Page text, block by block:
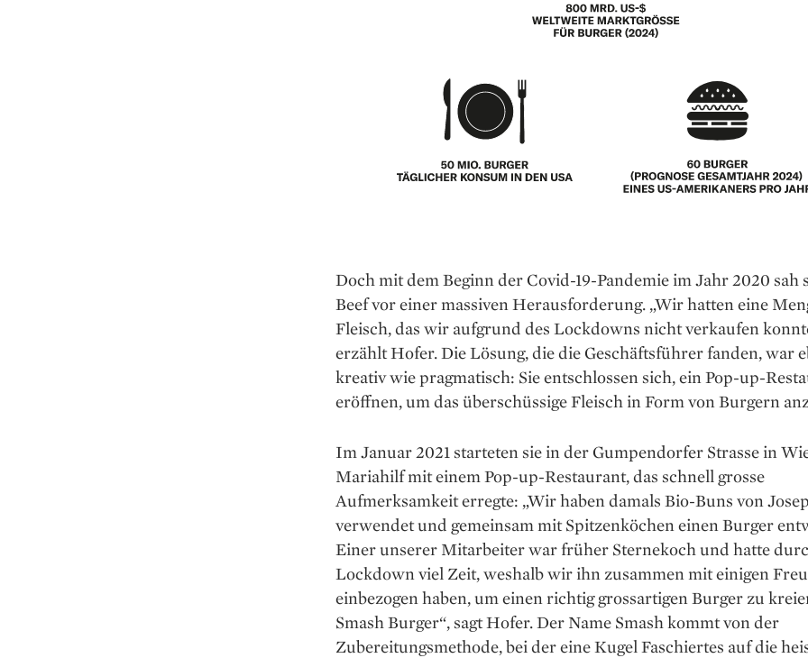
Doch mit dem Beginn der Covid-19-Pandemie im Jahr 2020 sah
Beef vor einer massiven Herausforderung. „Wir hatten eine
Fleisch, das wir aufgrund des Lockdowns nicht verkaufen
erzählt Hofer. Die Lösung, die die Geschäftsführer fanden, war
kreativ wie pragmatisch: Sie entschlossen sich, ein Pop-up-
eröffnen, um das überschüssige Fleisch in Form von Burgern
Im Januar 2021 starteten sie in der Gumpendorfer Strasse in
Mariahilf mit einem Pop-up-Restaurant, das schnell grosse
Aufmerksamkeit erregte: „Wir haben damals Bio-Buns von
verwendet und gemeinsam mit Spitzenköchen einen Burger
Einer unserer Mitarbeiter war früher Sternekoch und hatte
Lockdown viel Zeit, weshalb wir ihn zusammen mit einigen
einbezogen haben, um einen richtig grossartigen Burger zu
Smash Burger“, sagt Hofer. Der Name Smash kommt von der
Zubereitungsmethode, bei der eine Kugel Faschiertes auf die